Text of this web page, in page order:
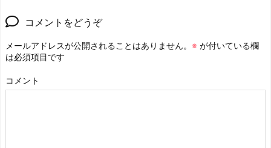
コメントをどうぞ
メールアドレスが公開されることはありません。 ※ が付いている欄
は必須項目です
コメント